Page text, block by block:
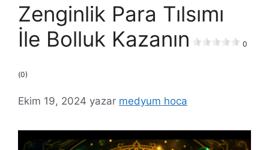
Zenginlik Para Tılsımı
İle Bolluk Kazanın
0
(0)
Ekim 19, 2024 yazar medyum hoca